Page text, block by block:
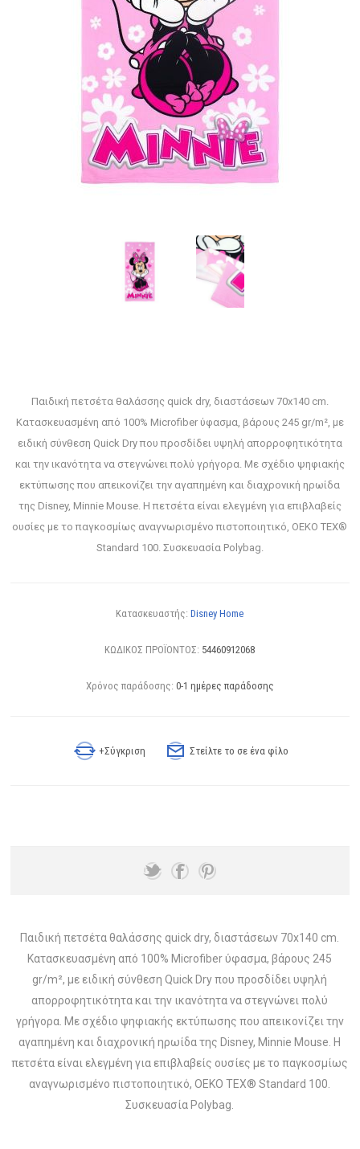
Παιδική πετσέτα θαλάσσης quick dry, διαστάσεων 70x140 cm.
Κατασκευασμένη από 100% Microfiber ύφασμα, βάρους 245 gr/m², με
ειδική σύνθεση Quick Dry που προσδίδει υψηλή απορροφητικότητα
και την ικανότητα να στεγνώνει πολύ γρήγορα. Με σχέδιο ψηφιακής
εκτύπωσης που απεικονίζει την αγαπημένη και διαχρονική ηρωίδα
της Disney, Minnie Mouse. Η πετσέτα είναι ελεγμένη για επιβλαβείς
ουσίες με το παγκοσμίως αναγνωρισμένο πιστοποιητικό, OEKO TEX®
Standard 100. Συσκευασία Polybag.
Κατασκευαστής: Disney Home
ΚΩΔΙΚΟΣ ΠΡΟΪΟΝΤΟΣ: 54460912068
Χρόνος παράδοσης: 0-1 ημέρες παράδοσης
+Σύγκριση Στείλτε το σε ένα φίλο
Παιδική πετσέτα θαλάσσης quick dry, διαστάσεων 70x140 cm.
Κατασκευασμένη από 100% Microfiber ύφασμα, βάρους 245
gr/m², με ειδική σύνθεση Quick Dry που προσδίδει υψηλή
απορροφητικότητα και την ικανότητα να στεγνώνει πολύ
γρήγορα. Με σχέδιο ψηφιακής εκτύπωσης που απεικονίζει την
αγαπημένη και διαχρονική ηρωίδα της Disney, Minnie Mouse. Η
πετσέτα είναι ελεγμένη για επιβλαβείς ουσίες με το παγκοσμίως
αναγνωρισμένο πιστοποιητικό, OEKO TEX® Standard 100.
Συσκευασία Polybag.